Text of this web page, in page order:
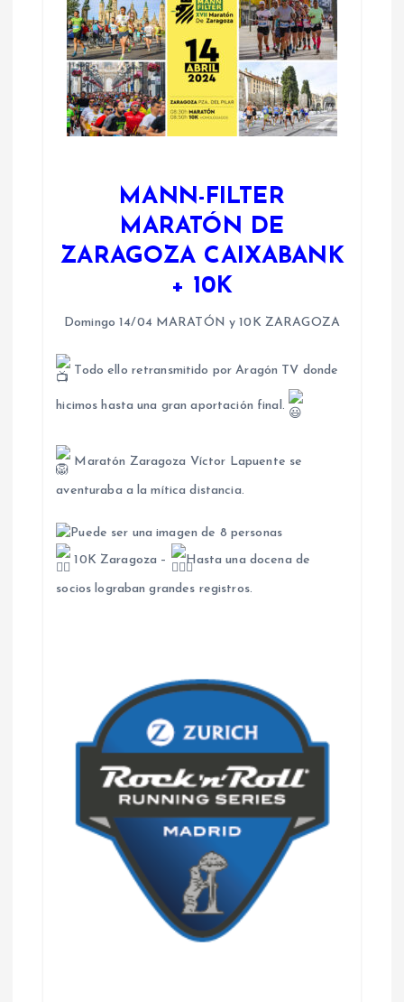
MANN-FILTER
MARATÓN DE
ZARAGOZA CAIXABANK
+ 10K
Domingo 14/04 MARATÓN y 10K ZARAGOZA
Todo ello retransmitido por Aragón TV donde
hicimos hasta una gran aportación final.
Maratón Zaragoza Víctor Lapuente se
aventuraba a la mítica distancia.
10K Zaragoza – Hasta una docena de
socios lograban grandes registros.